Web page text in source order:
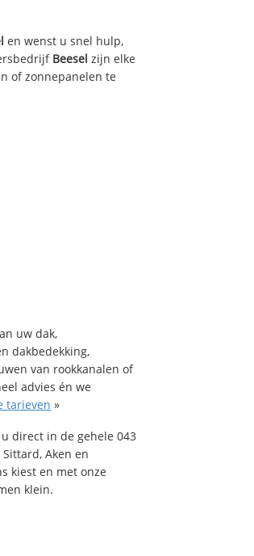
en wenst u snel hulp,
Beesel zijn elke
of zonnepanelen te
uw dak,
dakbedekking,
van rookkanalen of
advies én we
tarieven »
direct in de gehele 043
Aken en
kiest en met onze
klein.